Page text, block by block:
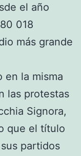
el año
018
más grande
en la misma
las protestas
Signora,
que el título
partidos